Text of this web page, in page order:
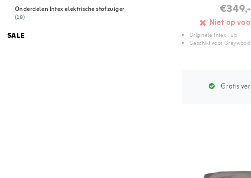
Onderdelen Intex elektrische stofzuiger
(18)
SALE
€349,-
Niet op
Originele Intex Tub
Geschikt voor
Gratis